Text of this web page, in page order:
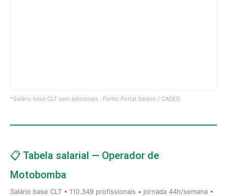
*Salário base CLT sem adicionais · Fonte: Portal Salário / CAGED
📋 Tabela salarial — Operador de
Motobomba
Salário base CLT • 110.349 profissionais • jornada 44h/semana •